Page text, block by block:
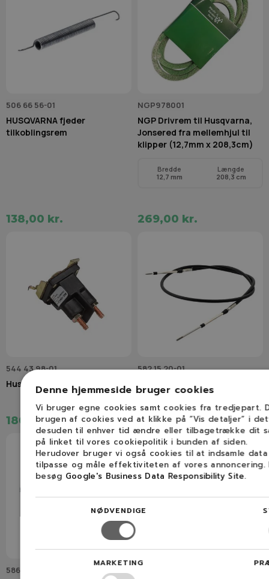
506 66 56-01
HUSQVARNA fjeder
tilkoblingsrem
138,00 kr.
NGP978001
NGP Drivrem til Husqvarna,
Jonsered fra mellemhjul til
klipper (12,7mm x 208,3cm)
Bredde
12,7 mm
Længde
208,3 cm
269,00 kr.
544 43 98-01
Husqvarna Startrelæ
180,00 kr.
582 15 20-01
Husqvarna bremsekabel
625,00 kr.
586 96 64-01
Denne hjemmeside bruger cookies
Vi bruger egne cookies samt cookies fra tredjepart.
brugen af cookies ved at klikke på ”Vis detaljer” i
desuden til enhver tid ændre eller tilbagetrække dit
på linket til vores cookiepolitik i bunden af siden.
Herudover bruger vi også cookies til at indsamle
tilpasse og måle effektiviteten af vores annoncering.
besøg Google's Business Data Responsibility Site.
NØDVENDIGE
MARKETING